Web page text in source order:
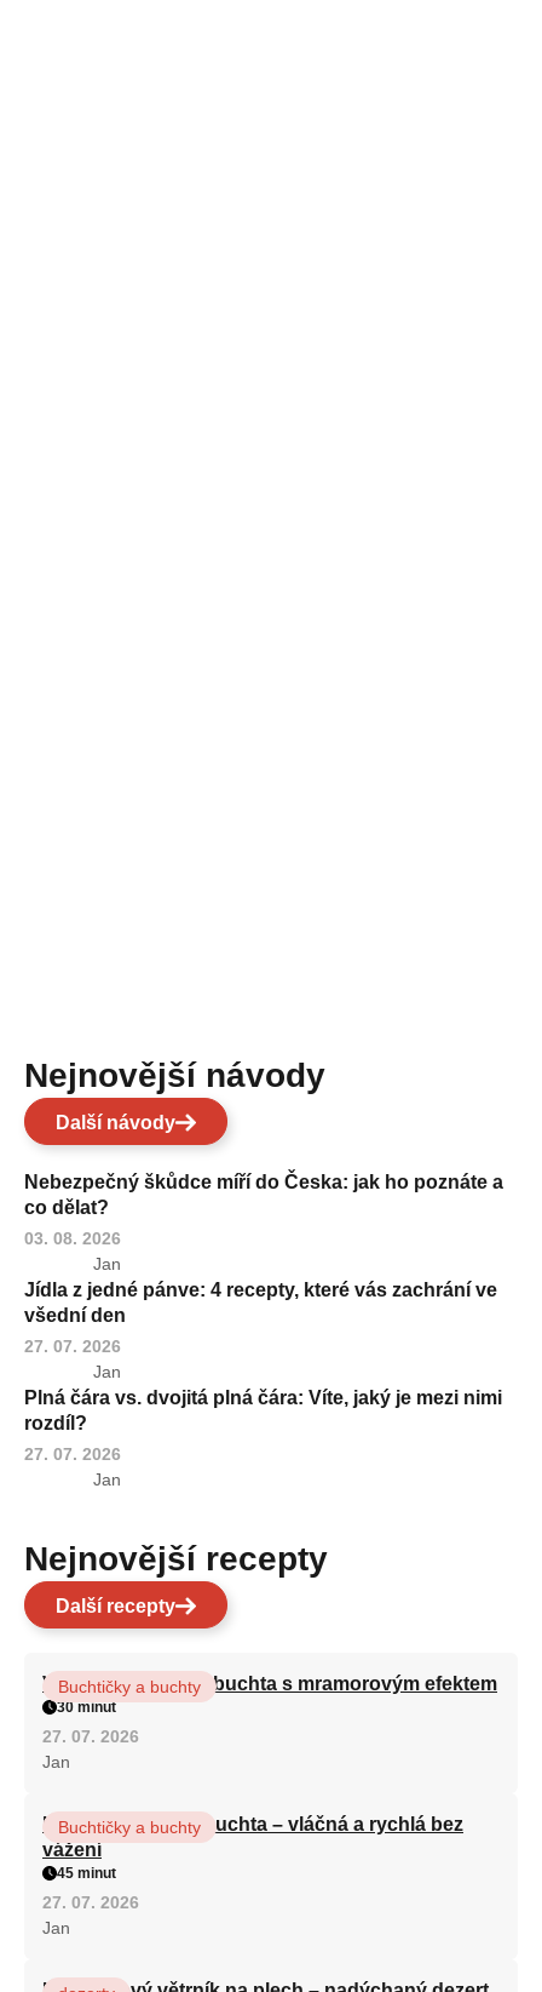
Nejnovější návody
Další návody
Nebezpečný škůdce míří do Česka: jak ho poznáte a
co dělat?
03. 08. 2026
Jan
Jídla z jedné pánve: 4 recepty, které vás zachrání ve
všední den
27. 07. 2026
Jan
Plná čára vs. dvojitá plná čára: Víte, jaký je mezi nimi
rozdíl?
27. 07. 2026
Jan
Nejnovější recepty
Další recepty
Vláčná olejová litá buchta s mramorovým efektem
Buchtičky a buchty
30 minut
27. 07. 2026
Jan
Hrnková maková buchta – vláčná a rychlá bez
vážení
Buchtičky a buchty
45 minut
27. 07. 2026
Jan